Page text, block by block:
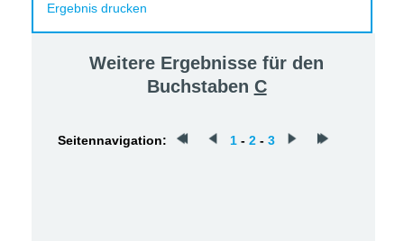
Ergebnis drucken
Weitere Ergebnisse für den
Buchstaben C
Seitennavigation: 1 - 2 - 3